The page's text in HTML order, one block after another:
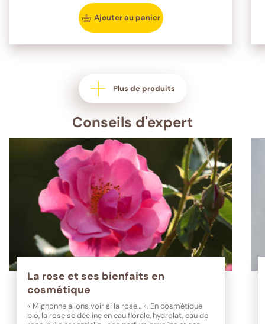
Ajouter au panier
Plus de produits
Conseils d'expert
La rose et ses bienfaits en
cosmétique
« Mignonne allons voir si la rose… ». En cosmétique
bio, la rose se décline en eau florale, hydrolat, eau de